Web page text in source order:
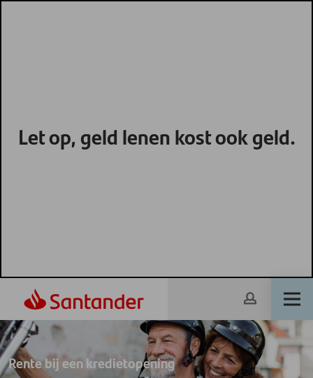
Let op, geld lenen kost ook geld.
Rente bij een kredietopening